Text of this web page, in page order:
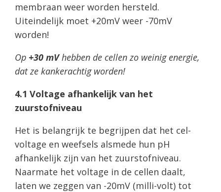
membraan weer worden hersteld.
Uiteindelijk moet +20mV weer -70mV
worden!
Op +30 mVhebben de cellen zo weinig energie,
dat ze kankerachtig worden!
4.1 Voltage afhankelijk van het
zuurstofniveau
Het is belangrijk te begrijpen dat het cel-
voltage en weefsels alsmede hun pH
afhankelijk zijn van het zuurstofniveau.
Naarmate het voltage in de cellen daalt,
laten we zeggen van -20mV (milli-volt) tot